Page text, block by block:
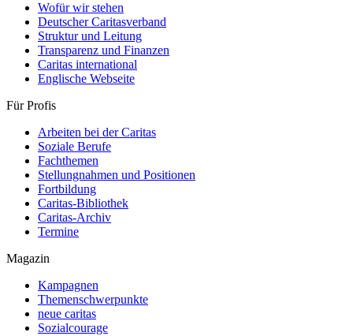
Wofür wir stehen
Deutscher Caritasverband
Struktur und Leitung
Transparenz und Finanzen
Caritas international
Englische Webseite
Für Profis
Arbeiten bei der Caritas
Soziale Berufe
Fachthemen
Stellungnahmen und Positionen
Fortbildung
Caritas-Bibliothek
Caritas-Archiv
Termine
Magazin
Kampagnen
Themenschwerpunkte
neue caritas
Sozialcourage